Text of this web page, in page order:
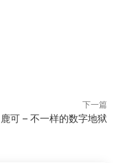
下一篇
鹿可 – 不一样的数字地狱